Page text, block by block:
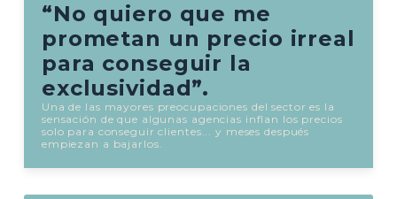
“No quiero que me
prometan un precio irreal
para conseguir la
exclusividad”.
Una de las mayores preocupaciones del sector es la
sensación de que algunas agencias inflan los precios
solo para conseguir clientes... y meses después
empiezan a bajarlos.